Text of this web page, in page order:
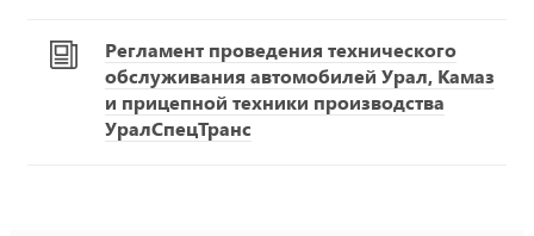
Регламент проведения технического
обслуживания автомобилей Урал, Камаз
и прицепной техники производства
УралСпецТранс